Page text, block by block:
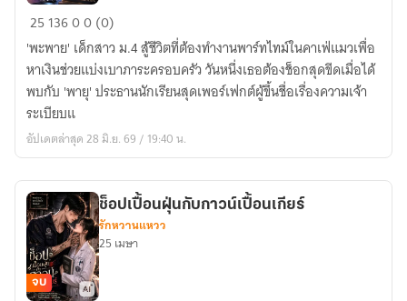
บันทึก
ลับๆ
ฉบับ
ประธาน
นักเรียน
ทาส
25 13600 (0)
'พะพาย' เด็กสาว ม.4 สู้ชีวิตที่ต้องทำงานพาร์ทไทม์ในคาเฟ่แมวเพื่อ
หาเงินช่วยแบ่งเบาภาระครอบครัว วันหนึ่งเธอต้องช็อกสุดขีดเมื่อได้
พบกับ 'พายุ' ประธานนักเรียนสุดเพอร์เฟกต์ผู้ขึ้นชื่อเรื่องความเจ้า
ระเบียบแ
อัปเดตล่าสุด 28 มิ.ย. 69 / 19:40 น.
จบ
ช็อปเปื้อนฝุ่นกับกาวน์เปื้อนเกียร์
รักหวานแหวว
25 เมษา